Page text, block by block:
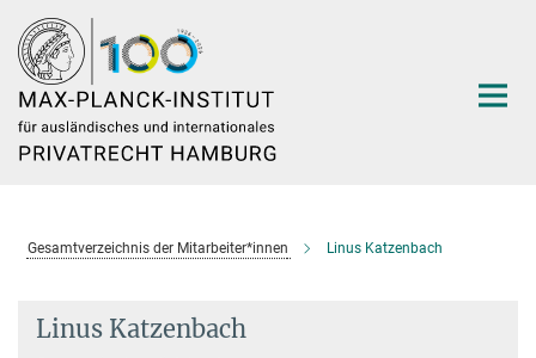
Hauptinhalt
Gesamtverzeichnis der Mitarbeiter*innen Linus Katzenbach
Linus Katzenbach